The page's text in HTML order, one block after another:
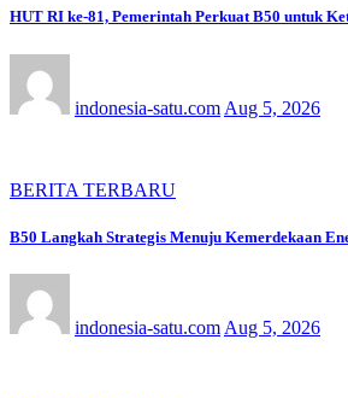
HUT RI ke-81, Pemerintah Perkuat B50 untuk
indonesia-satu.com Aug 5, 2026
BERITA TERBARU
B50 Langkah Strategis Menuju Kemerdekaan
indonesia-satu.com Aug 5, 2026